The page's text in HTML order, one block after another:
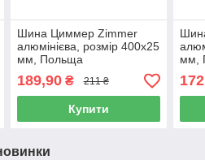
Шина Циммер Zimmer
алюмінієва, розмір 400х25
мм, Польща
189,90₴ 211 ₴
Купити
мм,